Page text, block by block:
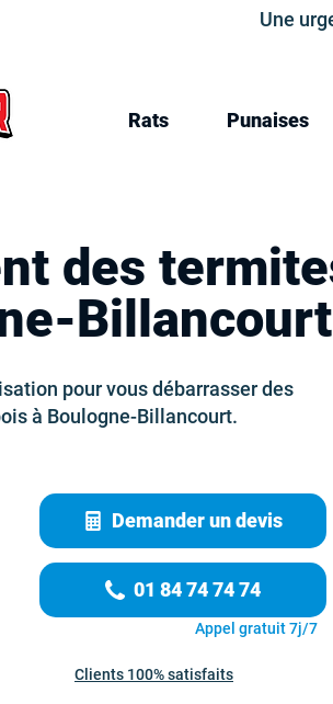
Une
Rats Punaises
des
Billancourt
pour vous débarrasser des
à Boulogne-Billancourt.
01 84 74 74 74
Appel gratuit 7j/7
Demander un devis
Clients 100% satisfaits